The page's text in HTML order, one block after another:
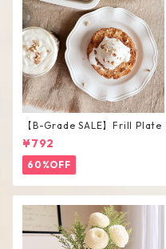
【B-Grade SALE】Frill Plate
¥792
60%OFF